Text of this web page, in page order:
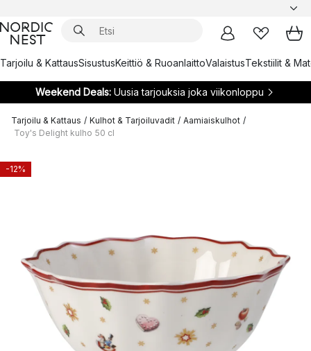
Tarjoilu & KattausSisustusKeittiö & RuoanlaittoValaistusTekstiilit &
Weekend Deals:Uusia tarjouksia joka viikonloppu
Tarjoilu & Kattaus / Kulhot & Tarjoiluvadit / Aamiaiskulhot /
Toy's Delight kulho 50 cl
-12%